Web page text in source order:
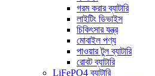
গরম করার ব্যাটারি
লাইটিং ডিভাইস
চিকিৎসার যন্ত্র
মোবাইল পণ্য
পাওয়ার টুল ব্যাটারি
রোবট ব্যাটারি
LiFePO4 ব্যাটারি